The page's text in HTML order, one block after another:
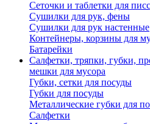
Сеточки и таблетки для
Сушилки для рук, фены
Сушилки для рук настенные
Контейнеры, корзины для
Батарейки
Салфетки, тряпки, губки,
мешки для мусора
Губки, сетки для посуды
Губки для посуды
Металлические губки для
Салфетки